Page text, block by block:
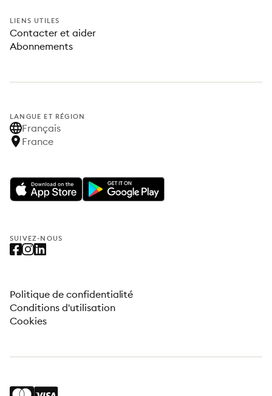
LIENS UTILES
Contacter et aider
Abonnements
LANGUE ET RÉGION
Français
France
SUIVEZ-NOUS
Politique de confidentialité
Conditions d'utilisation
Cookies